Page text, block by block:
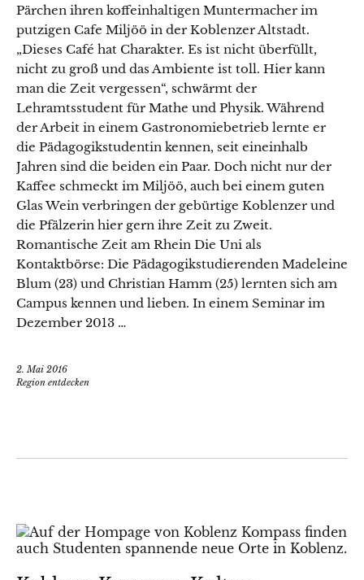
Pärchen ihren koffeinhaltigen Muntermacher im
putzigen Cafe Miljöö in der Koblenzer Altstadt.
„Dieses Café hat Charakter. Es ist nicht überfüllt,
nicht zu groß und das Ambiente ist toll. Hier kann
man die Zeit vergessen“, schwärmt der
Lehramtsstudent für Mathe und Physik. Während
der Arbeit in einem Gastronomiebetrieb lernte er
die Pädagogikstudentin kennen, seit eineinhalb
Jahren sind die beiden ein Paar. Doch nicht nur der
Kaffee schmeckt im Miljöö, auch bei einem guten
Glas Wein verbringen der gebürtige Koblenzer und
die Pfälzerin hier gern ihre Zeit zu Zweit.
Romantische Zeit am Rhein Die Uni als
Kontaktbörse: Die Pädagogikstudierenden Madeleine
Blum (23) und Christian Hamm (25) lernten sich am
Campus kennen und lieben. In einem Seminar im
Dezember 2013 …
2. Mai 2016
Region entdecken